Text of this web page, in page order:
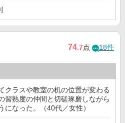
74.7点 18件
クラスや教室の机の位置が変わる
習熟度の仲間と切磋琢磨しながら
になった。（40代／女性）